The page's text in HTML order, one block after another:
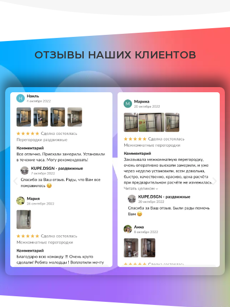
ОТЗЫВЫ НАШИХ КЛИЕНТОВ